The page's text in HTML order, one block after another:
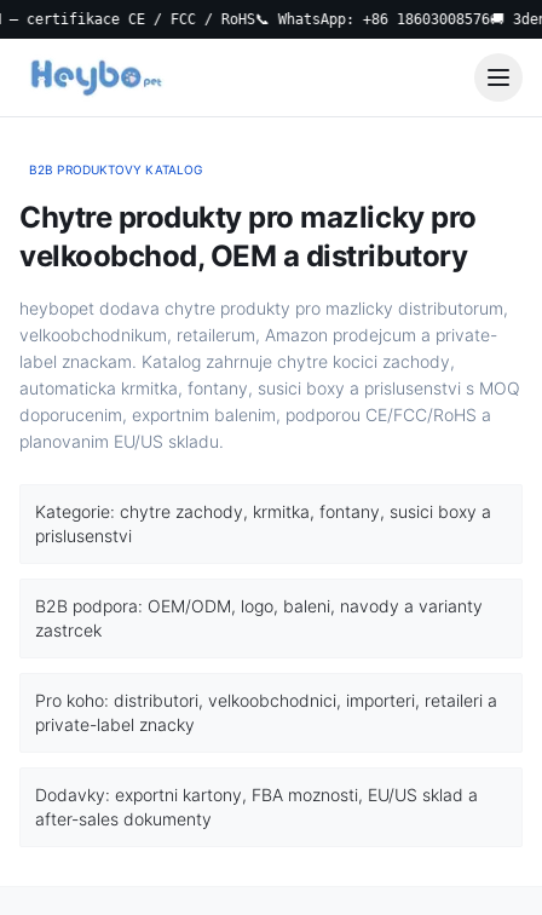
CE / FCC / RoHS📞 WhatsApp: +86 18603008576🚚 3denní
B2B PRODUKTOVY KATALOG
Chytre produkty pro mazlicky pro
velkoobchod, OEM a distributory
heybopet dodava chytre produkty pro mazlicky distributorum,
velkoobchodnikum, retailerum, Amazon prodejcum a private-
label znackam. Katalog zahrnuje chytre kocici zachody,
automaticka krmitka, fontany, susici boxy a prislusenstvi s MOQ
doporucenim, exportnim balenim, podporou CE/FCC/RoHS a
planovanim EU/US skladu.
Kategorie: chytre zachody, krmitka, fontany, susici boxy a
prislusenstvi
B2B podpora: OEM/ODM, logo, baleni, navody a varianty
zastrcek
Pro koho: distributori, velkoobchodnici, importeri, retaileri a
private-label znacky
Dodavky: exportni kartony, FBA moznosti, EU/US sklad a
after-sales dokumenty